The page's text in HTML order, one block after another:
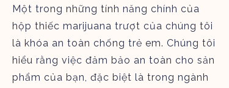
Một trong những tính năng chính của
hộp thiếc marijuana trượt của chúng tôi
là khóa an toàn chống trẻ em. Chúng tôi
hiểu rằng việc đảm bảo an toàn cho sản
phẩm của bạn, đặc biệt là trong ngành